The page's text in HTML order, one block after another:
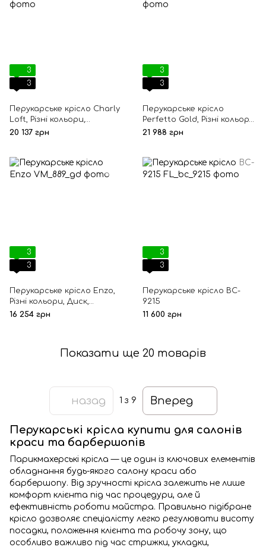
3
3
Перукарське крісло Charly
Loft, Різні кольори,
П'ятилуччя, Гідравлічний,
20 137 грн
3
3
Перукарське крісло
Perfetto Gold, Різні кольори,
Квадрат, Гідравлічний,
21 988 грн
3
3
Перукарське крісло Enzo,
Різні кольори, Диск,
Гідравлічний, Хромований
16 254 грн
3
3
Перукарське крісло BC-
9215
11 600 грн
Показати ще 20 товарів
назад 1 з 9 Вперед
Перукарські крісла купити для салонів
краси та барбершопів
Парикмахерські крісла — це один із ключових елементів
обладнання будь-якого салону краси або
барбершопу. Від зручності крісла залежить не лише
комфорт клієнта під час процедури, але й
ефективність роботи майстра. Правильно підібране
крісло дозволяє спеціалісту легко регулювати висоту
посадки, положення клієнта та робочу зону, що
особливо важливо під час стрижки, укладки,